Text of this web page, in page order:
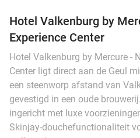
Hotel Valkenburg by
Experience Center
Hotel Valkenburg by Mercure -
Center ligt direct aan de Geul
een steenworp afstand van
gevestigd in een oude
ingericht met luxe
Skinjay-douchefunctionaliteit